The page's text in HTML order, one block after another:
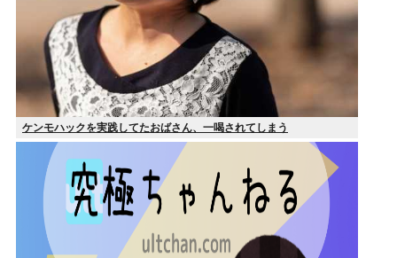
ケンモハックを実践してたおばさん、一喝されてしまう